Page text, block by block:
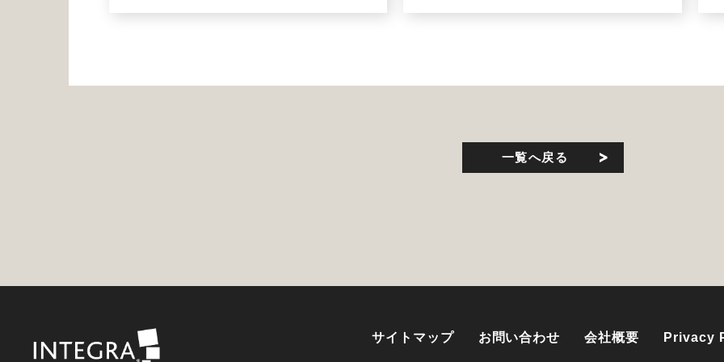
一覧へ戻る
サイトマップ お問い合わせ 会社概要 Privacy